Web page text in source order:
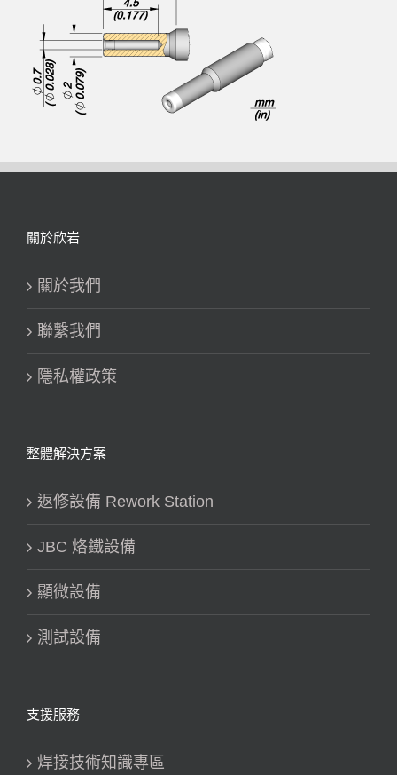
關於欣岩
關於我們
聯繫我們
隱私權政策
整體解決方案
返修設備 Rework Station
JBC 烙鐵設備
顯微設備
測試設備
支援服務
焊接技術知識專區